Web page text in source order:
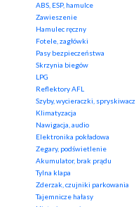
ABS, ESP, hamulce
Zawieszenie
Hamulec ręczny
Fotele, zagłówki
Pasy bezpieczeństwa
Skrzynia biegów
LPG
Reflektory AFL
Szyby, wycieraczki, spryskiwacz
Klimatyzacja
Nawigacja, audio
Elektronika pokładowa
Zegary, podświetlenie
Akumulator, brak prądu
Tylna klapa
Zderzak, czujniki parkowania
Tajemnicze hałasy